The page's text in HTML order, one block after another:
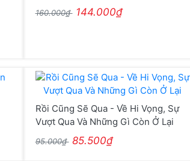
160.000₫ 144.000₫
Rồi Cũng Sẽ Qua - Về Hi Vọng, Sự
Vượt Qua Và Những Gì Còn Ở Lại
95.000₫ 85.500₫